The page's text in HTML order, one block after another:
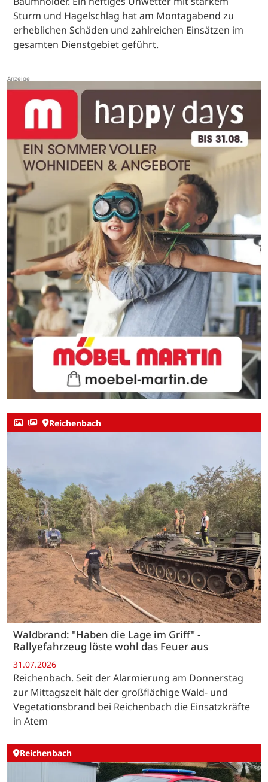
Sturm und Hagelschlag hat am Montagabend zu
erheblichen Schäden und zahlreichen Einsätzen im
gesamten Dienstgebiet geführt.
Reichenbach
Waldbrand: "Haben die Lage im Griff" -
Rallyefahrzeug löste wohl das Feuer aus
31.07.2026
Reichenbach. Seit der Alarmierung am Donnerstag
zur Mittagszeit hält der großflächige Wald- und
Vegetationsbrand bei Reichenbach die Einsatzkräfte
in Atem
Reichenbach